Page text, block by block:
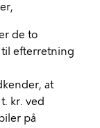
de to
efterretning
at
kr. ved
på